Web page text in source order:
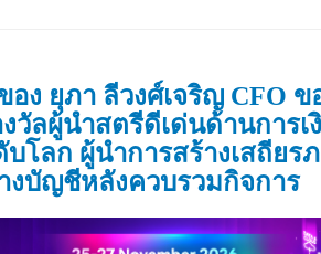
อง ยุภา ลีวงศ์เจริญ CFO ข
วัลผู้นำสตรีดีเด่นด้านการเ
โลก ผู้นำการสร้างเสถียร
งบัญชีหลังควบรวมกิจการ